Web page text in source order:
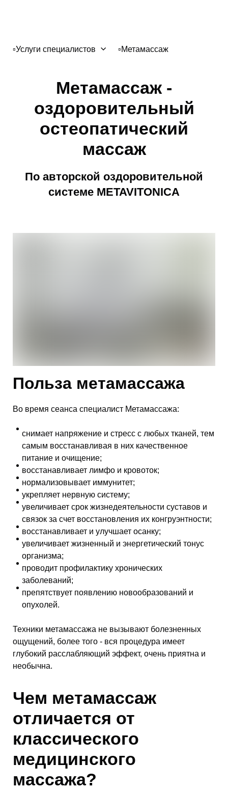
▫️Услуги специалистов ▫️Метамассаж
Метамассаж -
оздоровительный
остеопатический
массаж
По авторской оздоровительной
системе METAVITONICA
Польза метамассажа
Во время сеанса специалист Метамассажа:
снимает напряжение и стресс с любых тканей, тем
самым восстанавливая в них качественное
питание и очищение;
восстанавливает лимфо и кровоток;
нормализовывает иммунитет;
укрепляет нервную систему;
увеличивает срок жизнедеятельности суставов и
связок за счет восстановления их конгруэнтности;
восстанавливает и улучшает осанку;
увеличивает жизненный и энергетический тонус
организма;
проводит профилактику хронических
заболеваний;
препятствует появлению новообразований и
опухолей.
Техники метамассажа не вызывают болезненных
ощущений, более того - вся процедура имеет
глубокий расслабляющий эффект, очень приятна и
необычна.
Чем метамассаж
отличается от
классического
медицинского
массажа?